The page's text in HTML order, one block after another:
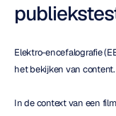
Elektro-encefalografie
het bekijken van content.
In de context van een